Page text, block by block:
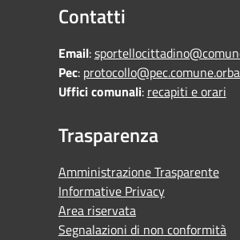
Contatti
Email:
Pec:
Uffici comunali: recapiti e orari
Trasparenza
Amministrazione Trasparente
Informative Privacy
Area riservata
Segnalazioni di non conformità